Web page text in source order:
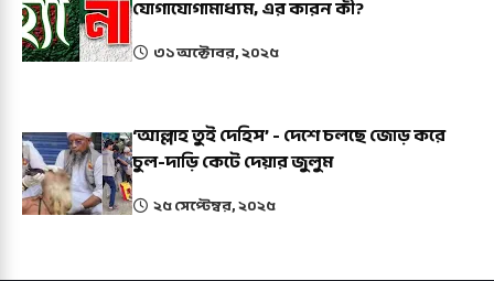
যোগাযোগামাধ্যম, এর কারন কী?
৩১ অক্টোবর, ২০২৫
‘আল্লাহ তুই দেহিস’ - দেশে চলছে জোড় করে
চুল-দাড়ি কেটে দেয়ার জুলুম
২৫ সেপ্টেম্বর, ২০২৫